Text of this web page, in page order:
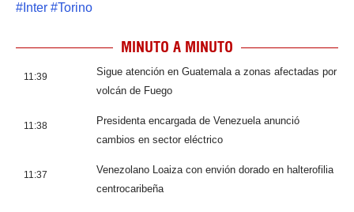
# Inter #Torino
MINUTO A MINUTO
11:39
Sigue atención en Guatemala a zonas afectadas por
volcán de Fuego
11:38
Presidenta encargada de Venezuela anunció
cambios en sector eléctrico
11:37
Venezolano Loaiza con envión dorado en halterofilia
centrocaribeña